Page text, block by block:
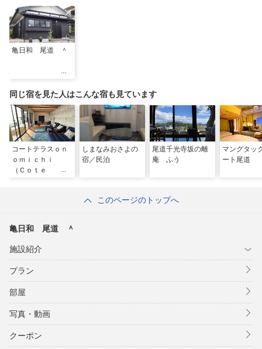
亀日和 尾道 ＾
同じ宿を見た人はこんな宿も見ています
コートテラスｏｎ
ｏｍｉｃｈｉ
（Ｃｏｔｅ ｔ
しまなみおさよの
宿／民泊
尾道千光寺坂の離
庵 ふう
マングタッ
ート尾道
このページのトップへ
亀日和 尾道 ＾
施設紹介
プラン
部屋
写真・動画
クーポン